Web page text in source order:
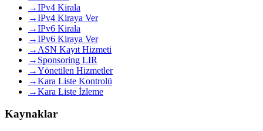
→IPv4 Kirala
→IPv4 Kiraya Ver
→IPv6 Kirala
→IPv6 Kiraya Ver
→ ASN Kayıt Hizmeti
→ Sponsoring LIR
→Yönetilen Hizmetler
→Kara Liste Kontrolü
→Kara Liste İzleme
Kaynaklar